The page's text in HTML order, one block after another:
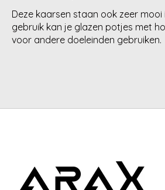
Deze kaarsen staan ook zeer mooi
gebruik kan je glazen potjes met
voor andere doeleinden gebruiken.